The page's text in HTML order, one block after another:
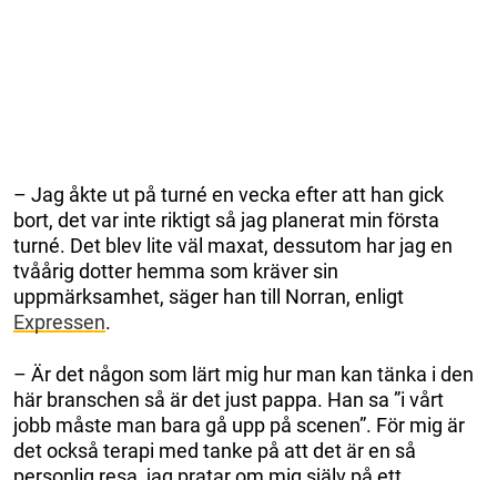
– Jag åkte ut på turné en vecka efter att han gick
bort, det var inte riktigt så jag planerat min första
turné. Det blev lite väl maxat, dessutom har jag en
tvåårig dotter hemma som kräver sin
uppmärksamhet, säger han till Norran, enligt
Expressen.
– Är det någon som lärt mig hur man kan tänka i den
här branschen så är det just pappa. Han sa ”i vårt
jobb måste man bara gå upp på scenen”. För mig är
det också terapi med tanke på att det är en så